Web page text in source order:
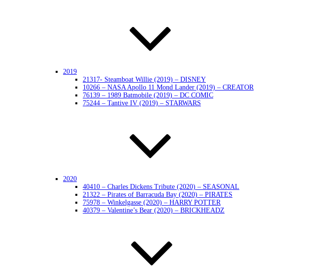
2019
21317- Steamboat Willie (2019) – DISNEY
10266 – NASA Apollo 11 Mond Lander (2019) – CREATOR
76139 – 1989 Batmobile (2019) – DC COMIC
75244 – Tantive IV (2019) – STARWARS
2020
40410 – Charles Dickens Tribute (2020) – SEASONAL
21322 – Pirates of Barracuda Bay (2020) – PIRATES
75978 – Winkelgasse (2020) – HARRY POTTER
40379 – Valentine’s Bear (2020) – BRICKHEADZ